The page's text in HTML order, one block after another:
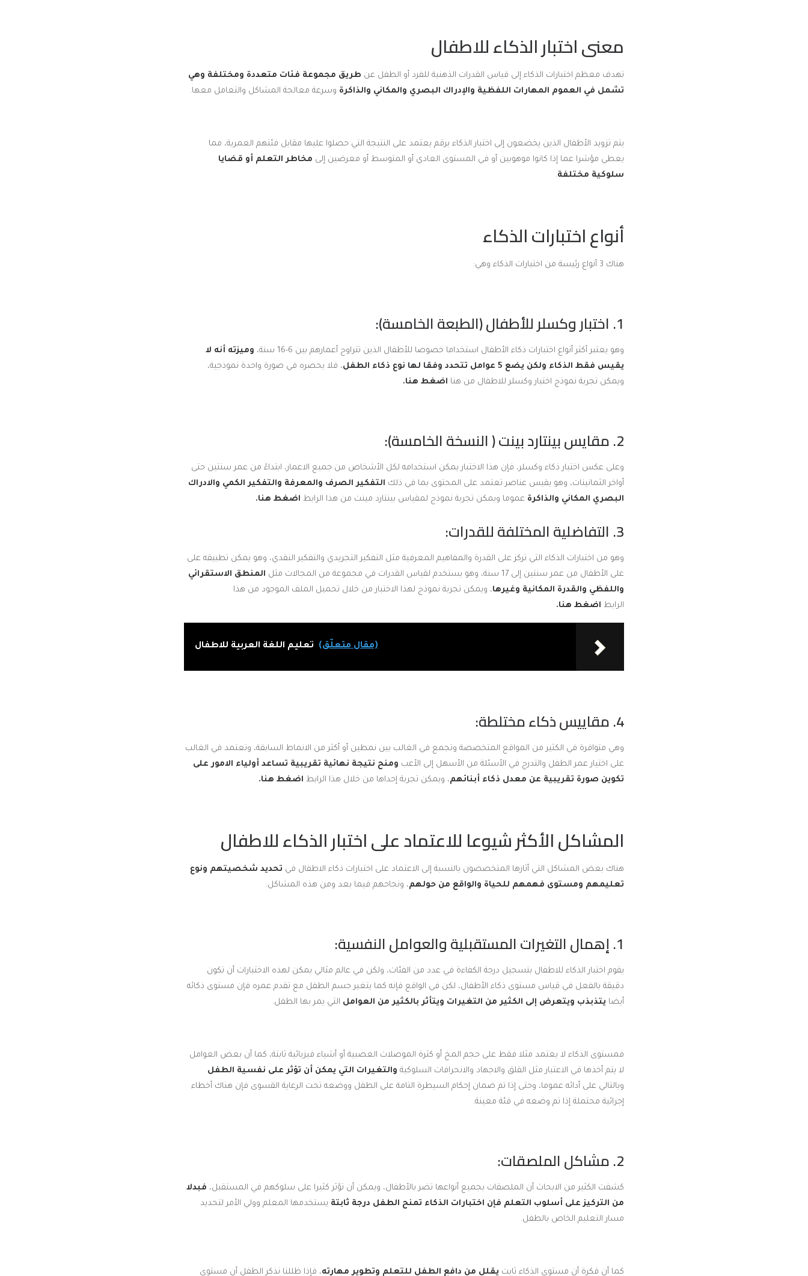
معنى اختبار الذكاء للاطفال
تهدف معظم اختبارات الذكاء إلى قياس القدرات الذهنية للفرد أو الطفل عن طريق مجموعة فئات متعددة ومختلفة وهي
تشمل في العموم المهارات اللفظية والإدراك البصري والمكاني والذاكرة وسرعة معالجة المشاكل والتعامل معها.
يتم تزويد الأطفال الذين يخضعون إلى اختبار الذكاء برقم يعتمد على النتيجة التي حصلوا عليها مقابل فئتهم العمرية، مما
يعطي مؤشرا عما إذا كانوا موهوبين أو في المستوى العادي أو المتوسط أو معرضين إلى مخاطر التعلم أو قضايا
سلوكية مختلفة.
أنواع اختبارات الذكاء
هناك 3 أنواع رئيسة من اختبارات الذكاء وهي:
1. اختبار وكسلر للأطفال (الطبعة الخامسة):
وهو يعتبر أكثر أنواع اختبارات ذكاء الأطفال استخداما خصوصا للأطفال الذين تتراوح أعمارهم بين 6-16 سنة،
وميزته أنه لا
يقيس فقط الذكاء ولكن يضع 5 عوامل تتحدد وفقا لها نوع ذكاء الطفل
، فلا يحصره في صورة واحدة نموذجية،
ويمكن تجربة نموذج اختبار وكسلر للاطفال من هنا اضغط هنا.
2. مقايس بينتارد بينت ( النسخة الخامسة):
وعلى عكس اختبار ذكاء وكسلر، فإن هذا الاختبار يمكن استخدامه لكل الأشخاص من جميع الاعمار، ابتداءً من عمر سنتين حتى
أواخر الثمانينات، وهو يقيس عناصر تعتمد على المحتوى بما في ذلك التفكير الصرف والمعرفة والتفكير الكمي والادراك
البصري المكاني والذاكرة عموما ويمكن تجربة نموذج لمقياس بينتارد مينت من هذا الرابط اضغط هنا.
3. التفاضلية المختلفة للقدرات:
وهو من اختبارات الذكاء التي تركز على القدرة والمفاهيم المعرفية مثل التفكير التجريدي والتفكير النقدي، وهو يمكن تطبيقه على
على الأطفال من عمر سنتين إلى 17 سنة، وهو يستخدم لقياس القدرات في مجموعة من المجالات مثل
المنطق الاستقرائي
واللفظي والقدرة المكانية وغيرها، ويمكن تجربة نموذج لهذا الاختبار من خلال تحميل الملف الموجود من هذا
الرابط اضغط هنا.
(مقال متعلّق) تعليم اللغة العربية للاطفال
4. مقاييس ذكاء مختلطة:
وهي متوافرة في الكثير من المواقع المتخصصة وتجمع في الغالب بين نمطين أو أكثر من الانماط السابقة، وتعتمد في الغالب
على اختيار عمر الطفل والتدرج في الأسئلة من الأسهل إلى الأعب ومنح نتيجة نهائية تقريبية تساعد أولياء الامور على
تكوين صورة تقريبية عن معدل ذكاء أبنائهم، ويمكن تجربة إحداها من خلال هذا الرابط اضغط هنا.
المشاكل الأكثر شيوعا للاعتماد على اختبار الذكاء للاطفال
هناك بعض المشاكل التي أثارها المتخصصون بالنسبة إلى الاعتماد على اختبارات ذكاء الاطفال في تحديد شخصيتهم ونوع
تعليمهم ومستوى فهمهم للحياة والواقع من حولهم، ونجاحهم فيما بعد ومن هذه المشاكل:
1. إهمال التغيرات المستقبلية والعوامل النفسية:
يقوم اختبار الذكاء للاطفال بتسجيل درجة الكفاءة في عدد من الفئات، ولكن في عالم مثالي يمكن لهذه الاختبارات أن تكون
دقيقة بالفعل في قياس مستوى ذكاء الأطفال، لكن في الواقع فإنه كما يتغير جسم الطفل مع تقدم عمره فإن مستوى ذكائه
أيضا يتذبذب ويتعرض إلى الكثير من التغيرات ويتأثر بالكثير من العوامل التي يمر بها الطفل.
فمستوى الذكاء لا يعتمد مثلا فقط على حجم المخ أو كثرة الموصلات العصبية أو أشياء فيزيائية ثابتة، كما أن بعض العوامل
لا يتم أخذها في الاعتبار مثل القلق والاجهاد والانحرافات السلوكية والتغيرات التي يمكن أن تؤثر على نفسية الطفل
وبالتالي على أدائه عموما، وحتى إذا تم ضمان إحكام السيطرة التامة على الطفل ووضعه تحت الرعاية القسوى فإن هناك أخطاء
إجرائية محتملة إذا تم وضعه في فئة معينة.
2. مشاكل الملصقات:
كشفت الكثير من الابحاث أن الملصقات بجميع أنواعها تضر بالأطفال، ويمكن أن تؤثر كثيرا على سلوكهم في المستقبل، فبدلا
من التركيز على أسلوب التعلم فإن اختبارات الذكاء تمنح الطفل درجة ثابتة يستخدمها المعلم وولي الأمر لتحديد
مسار التعليم الخاص بالطفل.
كما أن فكرة أن مستوى الذكاء ثابت يقلل من دافع الطفل للتعلم وتطوير مهارته، فإذا ظللنا نذكر الطفل أن مستوى